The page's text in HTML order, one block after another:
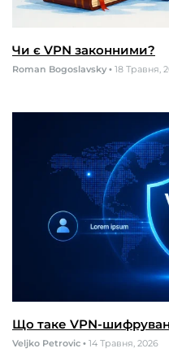
Чи є VPN законними?
Roman Bogoslavsky • 18 Травня,
Що таке VPN-
Veljko Petrovic • 14 Травня, 2026